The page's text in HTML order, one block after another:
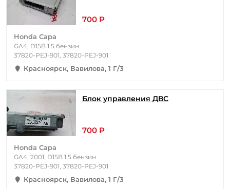
700 Р
Honda Capa
GA4, D15B 1.5 бензин
37820-PEJ-901, 37820-PEJ-901
Красноярск, Вавилова, 1 Г/3
Блок управления ДВС
700 Р
Honda Capa
GA4, 2001, D15B 1.5 бензин
37820-PEJ-901, 37820-PEJ-901
Красноярск, Вавилова, 1 Г/3